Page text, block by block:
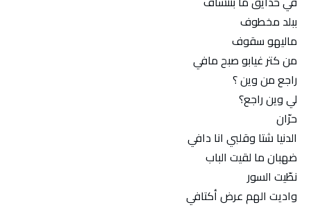
ببلد مخطوف
ماليهو سقوف
من كتر غيابو صبح مافي
راجع من وين ؟
لي وين راجع؟
حرّان
الدنيا شتا وقلبي انا دافي
ضهبان ما لقيت الباب
نطّيت السور
واديت الهم عرض أكتافي